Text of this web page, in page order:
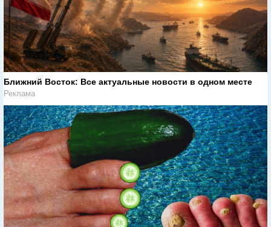
Ближний Восток: Все актуальные новости в одном месте
Реклама